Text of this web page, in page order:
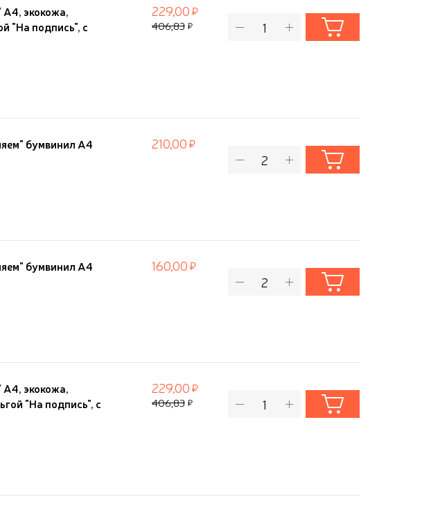
A4, экокожа,
"На подпись", с
229,00
406,83
бумвинил А4
210,00
бумвинил А4
160,00
A4, экокожа,
"На подпись", с
229,00
406,83